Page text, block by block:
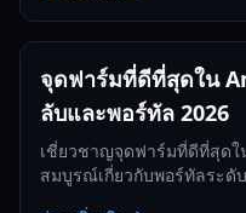
จุดฟาร์มที่ดีที่สุดใน
ลับและพอร์ทัล 2026
เชี่ยวชาญจุดฟาร์มที่ดีที่สุดใ
สมบูรณ์เกี่ยวกับพอร์ทัลระดั